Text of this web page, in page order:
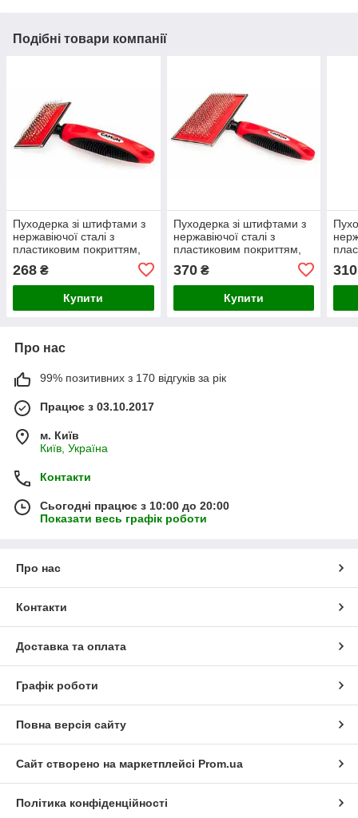
Подібні товари компанії
Пуходерка зі штифтами з
нержавіючої сталі з
пластиковим покриттям,
(ціна за 1 шт.)
268 ₴
Купити
Пуходерка зі штифтами з
нержавіючої сталі з
пластиковим покриттям,
12x8 см, XL 1 шт/уп (ціна
за 1 шт.)
370₴
Купити
см,
310
Про нас
99% позитивних з 170 відгуків за рік
Працює з 03.10.2017
м. Київ
Київ, Україна
Контакти
Сьогодні працює з 10:00 до 20:00
Показати весь графік роботи
Про нас
Контакти
Доставка та оплата
Графік роботи
Повна версія сайту
Сайт створено на маркетплейсі Prom.ua
Політика конфіденційності